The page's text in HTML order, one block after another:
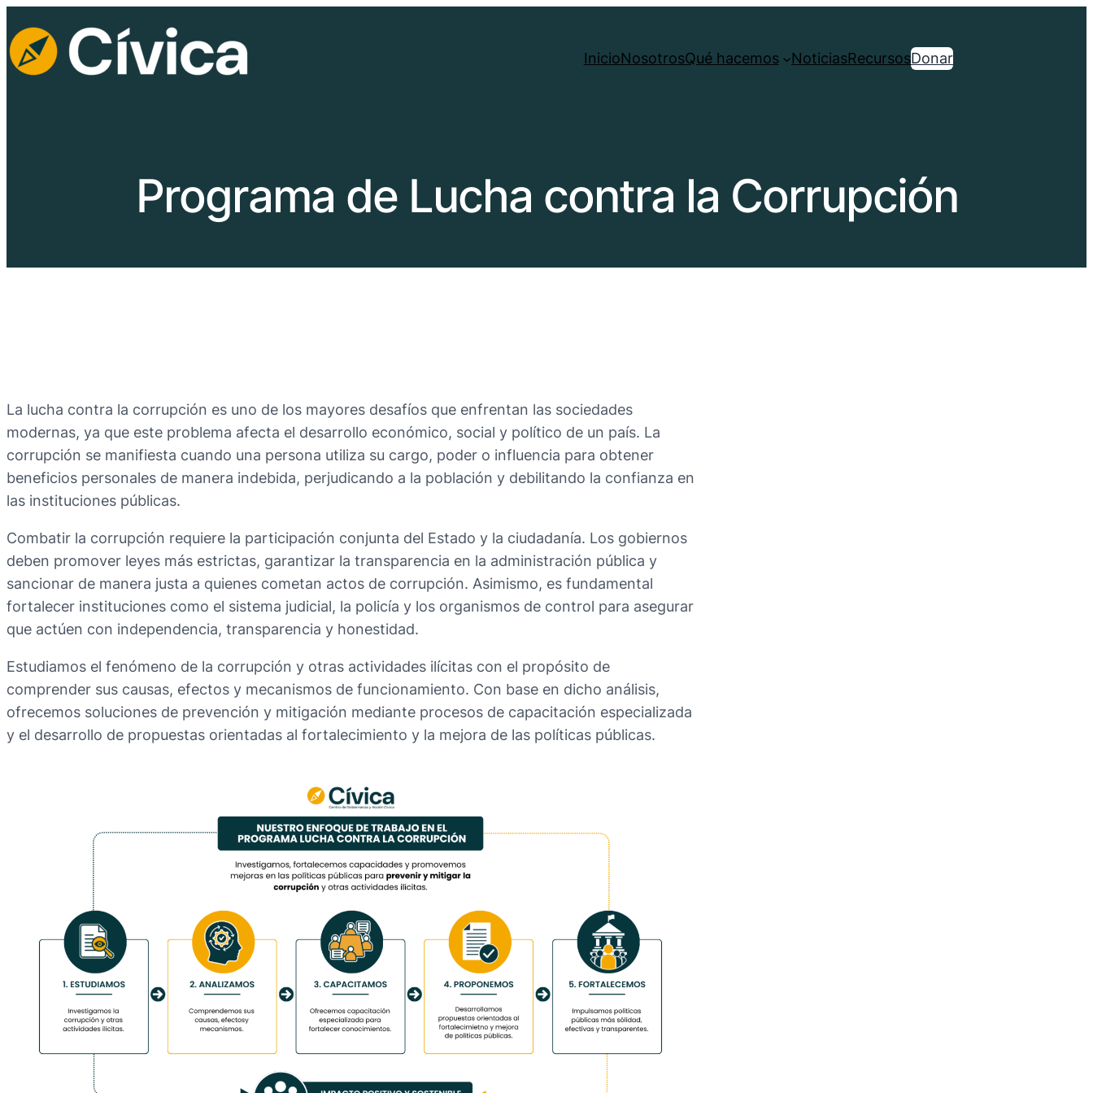
InicioNosotrosQué hacemos NoticiasRecursosDonar
Programa de Lucha contra la Corrupción
La lucha contra la corrupción es uno de los mayores desafíos que enfrentan las sociedades
modernas, ya que este problema afecta el desarrollo económico, social y político de un país. La
corrupción se manifiesta cuando una persona utiliza su cargo, poder o influencia para obtener
beneficios personales de manera indebida, perjudicando a la población y debilitando la confianza en
las instituciones públicas.
Combatir la corrupción requiere la participación conjunta del Estado y la ciudadanía. Los gobiernos
deben promover leyes más estrictas, garantizar la transparencia en la administración pública y
sancionar de manera justa a quienes cometan actos de corrupción. Asimismo, es fundamental
fortalecer instituciones como el sistema judicial, la policía y los organismos de control para asegurar
que actúen con independencia, transparencia y honestidad.
Estudiamos el fenómeno de la corrupción y otras actividades ilícitas con el propósito de
comprender sus causas, efectos y mecanismos de funcionamiento. Con base en dicho análisis,
ofrecemos soluciones de prevención y mitigación mediante procesos de capacitación especializada
y el desarrollo de propuestas orientadas al fortalecimiento y la mejora de las políticas públicas.